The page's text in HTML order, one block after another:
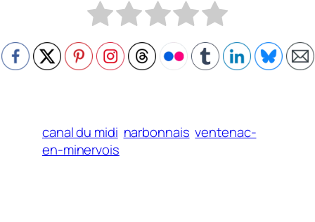
canal du midi narbonnais ventenac-
en-minervois